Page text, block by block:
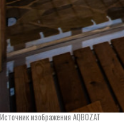
Источник изображения AQBOZAT